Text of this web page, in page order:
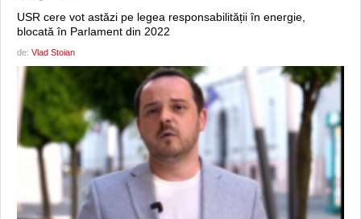
USR cere vot astăzi pe legea responsabilității în energie,
blocată în Parlament din 2022
de: Vlad Stoian